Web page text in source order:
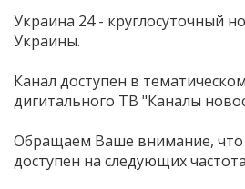
Украина 24 - круглосуточный
Украины.
Канал доступен в
дигитального ТВ "Каналы
Обращаем Ваше внимание, что
доступен на следующих